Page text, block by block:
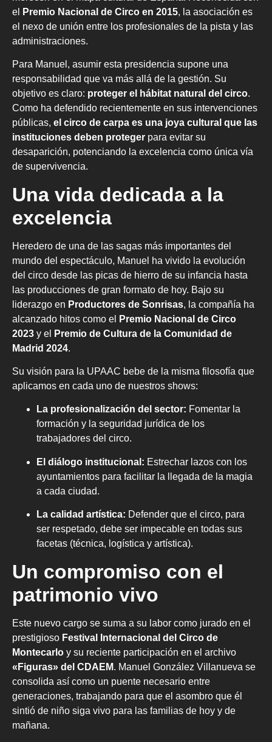
el
Premio Nacional de Circo en 2015, la asociación es
el nexo de unión entre los profesionales de la pista y las
administraciones.
Para Manuel, asumir esta presidencia supone una
responsabilidad que va más allá de la gestión. Su
objetivo es claro: proteger el hábitat natural del circo.
Como ha defendido recientemente en sus intervenciones
públicas, el circo de carpa es una joya cultural que las
instituciones deben proteger para evitar su
desaparición, potenciando la excelencia como única vía
de supervivencia.
Una vida dedicada a la
excelencia
Heredero de una de las sagas más importantes del
mundo del espectáculo, Manuel ha vivido la evolución
del circo desde las picas de hierro de su infancia hasta
las producciones de gran formato de hoy. Bajo su
liderazgo en Productores de Sonrisas, la compañía ha
alcanzado hitos como el
Premio Nacional de Circo
2023 y el
Premio de Cultura de la Comunidad de
Madrid 2024.
Su visión para la UPAAC bebe de la misma filosofía que
aplicamos en cada uno de nuestros shows:
La profesionalización del sector: Fomentar la
formación y la seguridad jurídica de los
trabajadores del circo.
El diálogo institucional: Estrechar lazos con los
ayuntamientos para facilitar la llegada de la magia
a cada ciudad.
La calidad artística: Defender que el circo, para
ser respetado, debe ser impecable en todas sus
facetas (técnica, logística y artística).
Un compromiso con el
patrimonio vivo
Este nuevo cargo se suma a su labor como jurado en el
prestigioso Festival Internacional del Circo de
Montecarlo y su reciente participación en el archivo
«Figuras» del CDAEM. Manuel González Villanueva se
consolida así como un puente necesario entre
generaciones, trabajando para que el asombro que él
sintió de niño siga vivo para las familias de hoy y de
mañana.